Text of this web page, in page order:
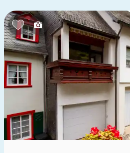
Kindermöbel
Eingezäunter Garten
Spielgeräte im Garten
Hallenbad
Freibad
Kinderanimation
Kindereinrichtungen im Park